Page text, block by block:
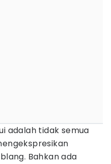
adalah tidak semua
Bahkan ada